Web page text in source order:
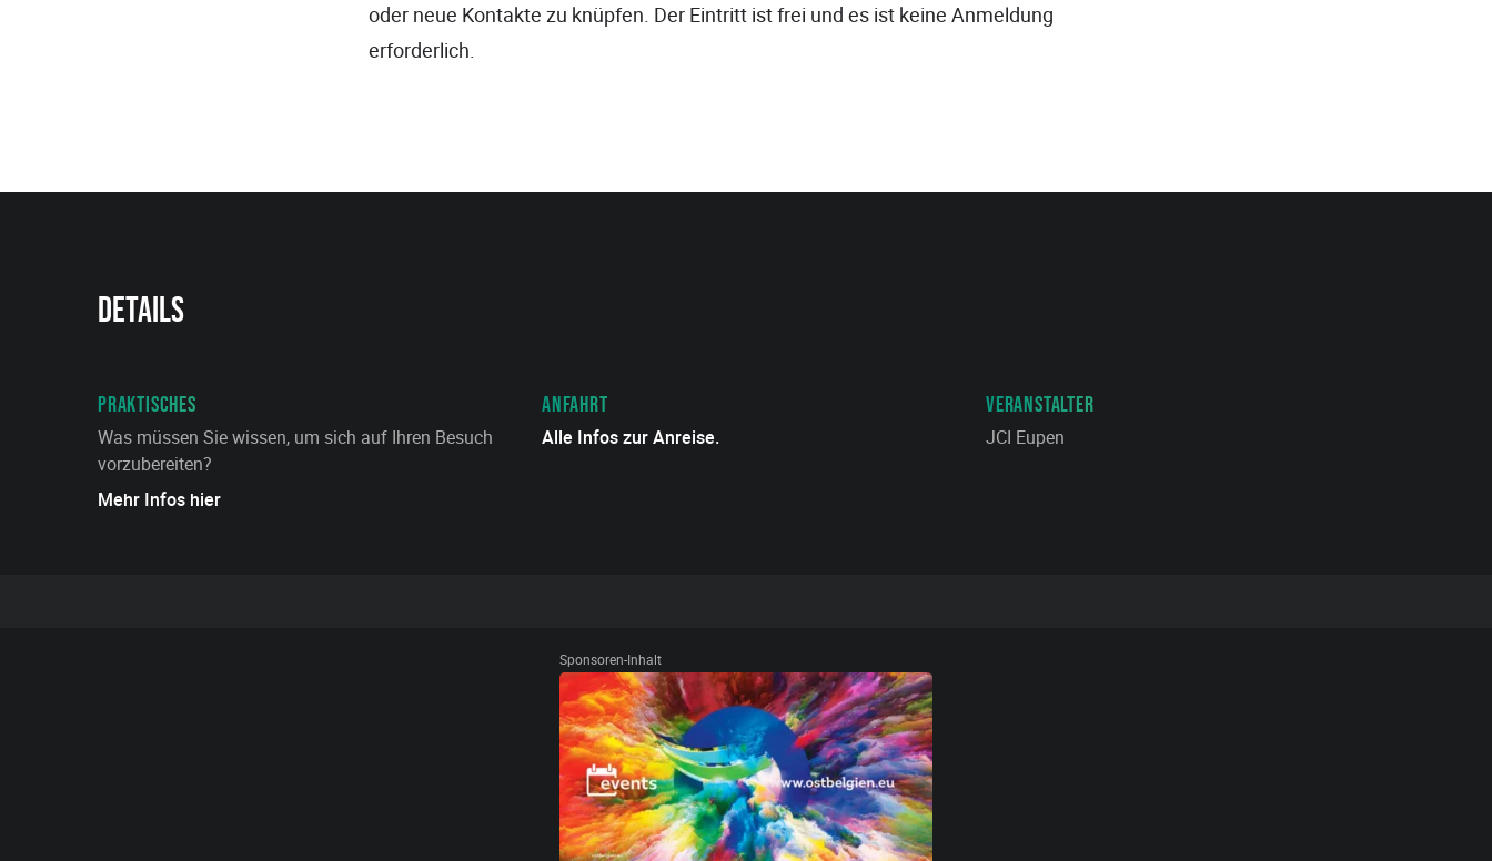
oder neue Kontakte zu knüpfen. Der Eintritt ist frei und es ist keine Anmeldung
erforderlich.
Details
PRAKTISCHES
Was müssen Sie wissen, um sich auf Ihren Besuch
vorzubereiten?
Mehr Infos hier
ANFAHRT
Alle Infos zur Anreise.
VERANSTALTER
JCI Eupen
Sponsoren-Inhalt